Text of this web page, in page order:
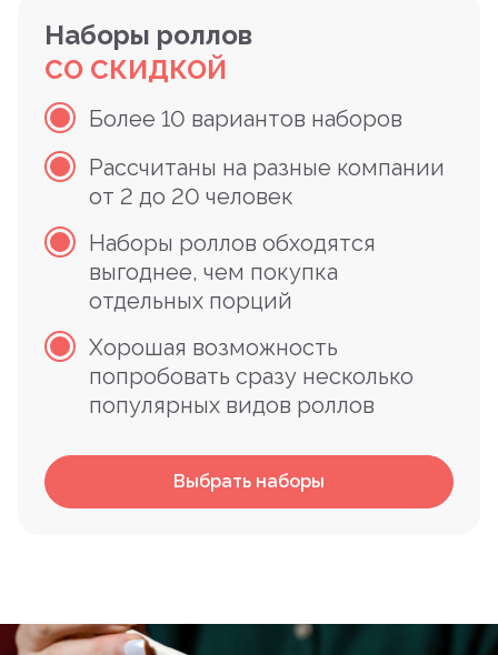
Наборы роллов
СО СКИДКОЙ
Более 10 вариантов наборов
Рассчитаны на разные компании
от 2 до 20 человек
Наборы роллов обходятся
выгоднее, чем покупка
отдельных порций
Хорошая возможность
попробовать сразу несколько
популярных видов роллов
Выбрать наборы